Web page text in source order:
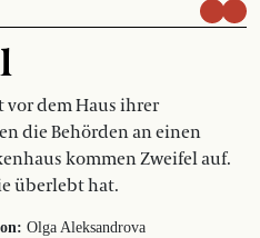
vor dem Haus ihrer
die Behörden an einen
kommen Zweifel auf.
überlebt hat.
Olga Aleksandrova